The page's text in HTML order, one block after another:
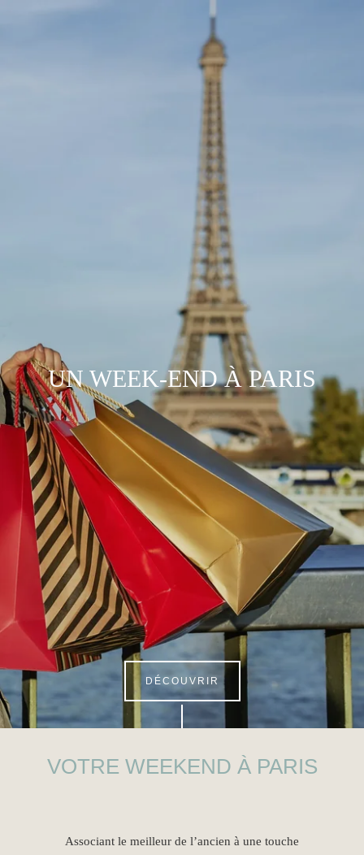
UN WEEK-END À PARIS
DÉCOUVRIR
VOTRE WEEKEND À PARIS
Associant le meilleur de l’ancien à une touche